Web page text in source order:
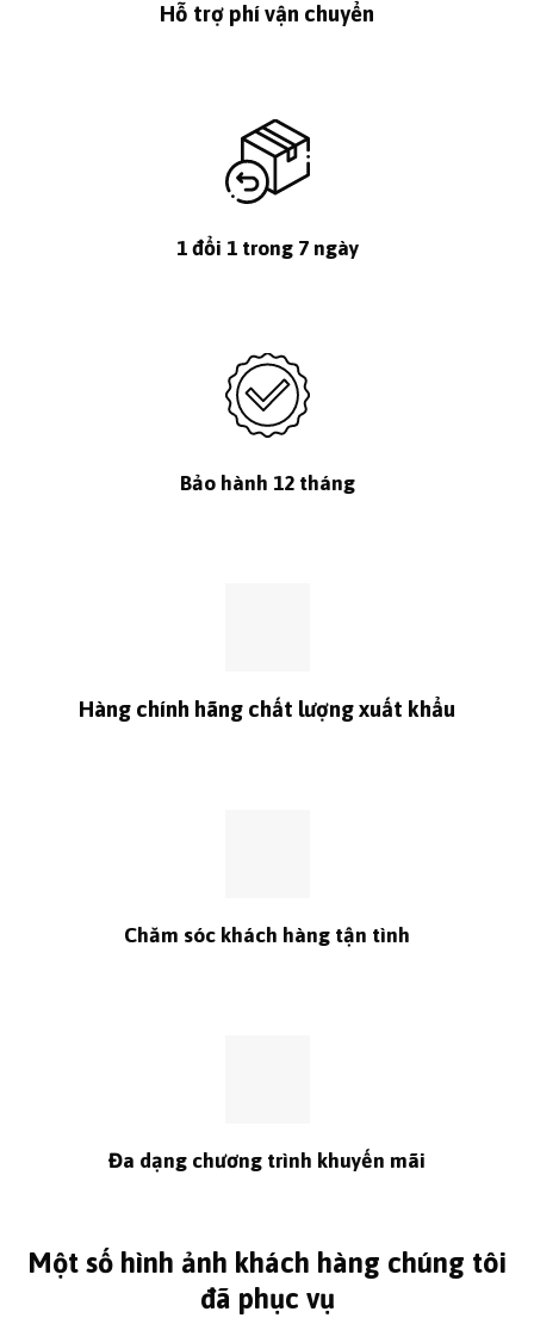
Hỗ trợ phí vận chuyển
1 đổi 1 trong 7 ngày
Bảo hành 12 tháng
Hàng chính hãng chất lượng xuất khẩu
Chăm sóc khách hàng tận tình
Đa dạng chương trình khuyến mãi
Một số hình ảnh khách hàng chúng tôi
đã phục vụ